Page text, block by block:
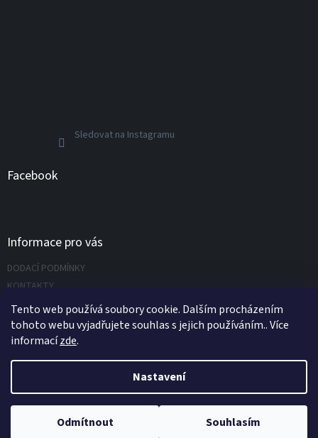
Tento web používá soubory cookie. Dalším procházením
tohoto webu vyjadřujete souhlas s jejich používáním.. Více
informacízde.
Nastavení
Odmítnout Souhlasím
Sledovat na Instagramu
Facebook
Informace pro vás
DODACÍ PODMÍNKY
KONTAKTY
Napište nám
Copyright 2026UNIVERZÁLNÍ NÁŘADÍ.CZ s.r.o.. Všechna práva
vyhrazena.